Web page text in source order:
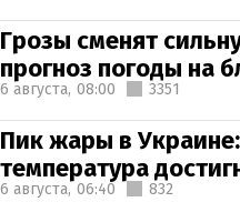
Грозы сменят
прогноз погоды на
6 августа, 08:00 3351
Пик жары в Украине:
температура
6 августа, 06:40 832